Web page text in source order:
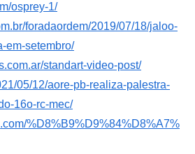
osprey-1/
foradaordem/2019/07/18/jaloo-
em-setembro/
standart-video-post/
05/12/aore-pb-realiza-palestra-
16o-rc-mec/
%D8%B9%D9%84%D8%A7%